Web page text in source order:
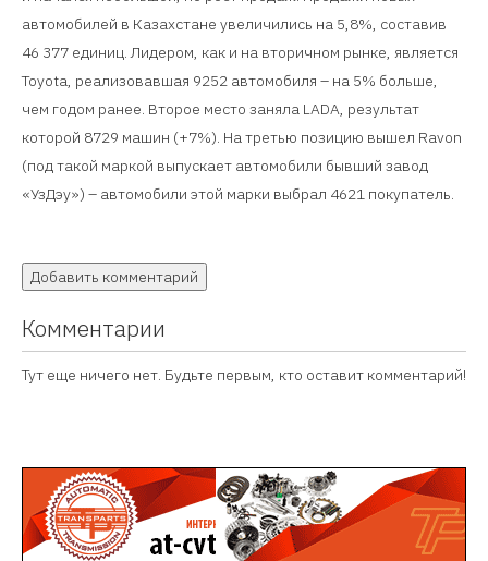
автомобилей в Казахстане увеличились на 5,8%, составив
46 377 единиц. Лидером, как и на вторичном рынке, является
Toyota, реализовавшая 9252 автомобиля – на 5% больше,
чем годом ранее. Второе место заняла LADA, результат
которой 8729 машин (+7%). На третью позицию вышел Ravon
(под такой маркой выпускает автомобили бывший завод
«УзДэу») – автомобили этой марки выбрал 4621 покупатель.
Добавить комментарий
Комментарии
Тут еще ничего нет. Будьте первым, кто оставит комментарий!